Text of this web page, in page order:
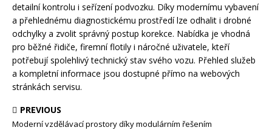
detailní kontrolu i seřízení podvozku. Díky modernímu vybavení
a přehlednému diagnostickému prostředí lze odhalit i drobné
odchylky a zvolit správný postup korekce. Nabídka je vhodná
pro běžné řidiče, firemní flotily i náročné uživatele, kteří
potřebují spolehlivý technický stav svého vozu. Přehled služeb
a kompletní informace jsou dostupné přímo na webových
stránkách servisu.
PREVIOUS
Moderní vzdělávací prostory díky modulárním řešením